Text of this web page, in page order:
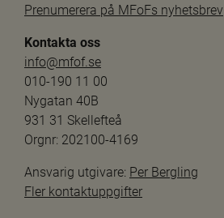
Prenumerera på MFoFs nyhetsbrev
Kontakta oss
info@mfof.se
010-190 11 00
Nygatan 40B
931 31 Skellefteå
Orgnr: 202100-4169
Ansvarig utgivare: Per Bergling
Fler kontaktuppgifter